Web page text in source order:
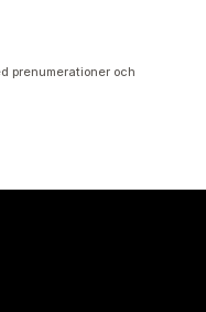
prenumerationer och